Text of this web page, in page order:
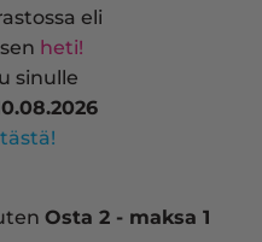
eli
heti!
sinulle
Osta 2 - maksa 1